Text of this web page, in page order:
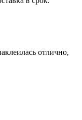
отлично,